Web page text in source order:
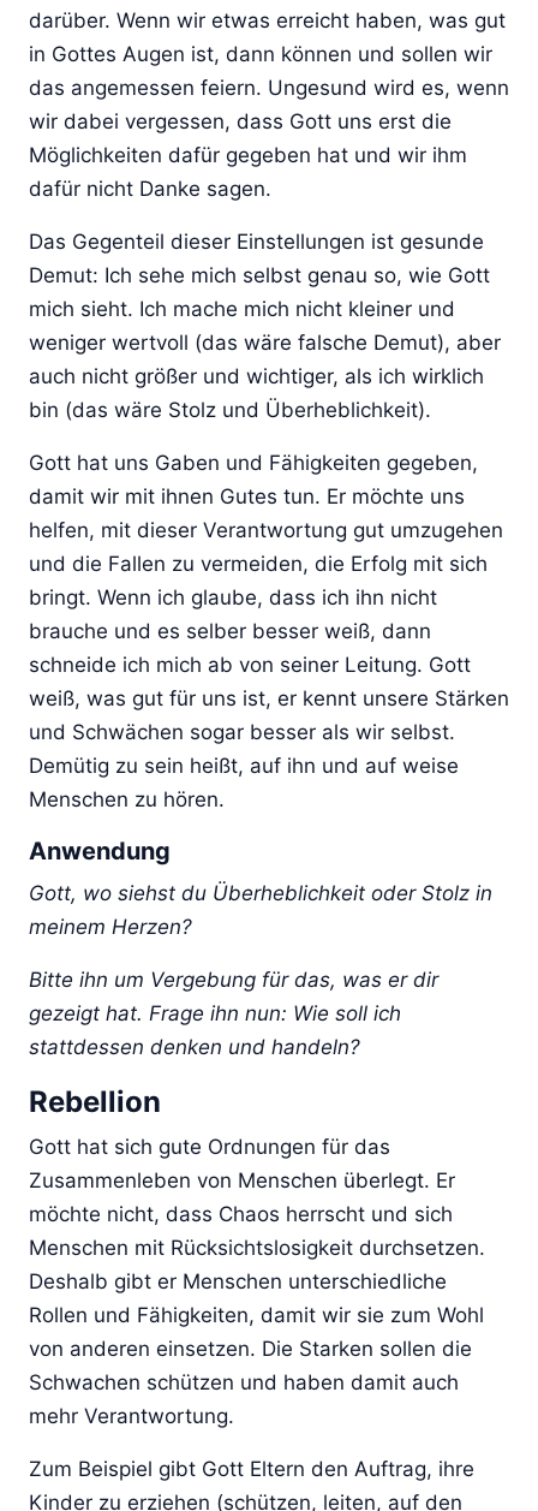
darüber. Wenn wir etwas erreicht haben, was gut
in Gottes Augen ist, dann können und sollen wir
das angemessen feiern. Ungesund wird es, wenn
wir dabei vergessen, dass Gott uns erst die
Möglichkeiten dafür gegeben hat und wir ihm
dafür nicht Danke sagen.
Das Gegenteil dieser Einstellungen ist gesunde
Demut: Ich sehe mich selbst genau so, wie Gott
mich sieht. Ich mache mich nicht kleiner und
weniger wertvoll (das wäre falsche Demut), aber
auch nicht größer und wichtiger, als ich wirklich
bin (das wäre Stolz und Überheblichkeit).
Gott hat uns Gaben und Fähigkeiten gegeben,
damit wir mit ihnen Gutes tun. Er möchte uns
helfen, mit dieser Verantwortung gut umzugehen
und die Fallen zu vermeiden, die Erfolg mit sich
bringt. Wenn ich glaube, dass ich ihn nicht
brauche und es selber besser weiß, dann
schneide ich mich ab von seiner Leitung. Gott
weiß, was gut für uns ist, er kennt unsere Stärken
und Schwächen sogar besser als wir selbst.
Demütig zu sein heißt, auf ihn und auf weise
Menschen zu hören.
Anwendung
Gott, wo siehst du Überheblichkeit oder Stolz in
meinem Herzen?
Bitte ihn um Vergebung für das, was er dir
gezeigt hat. Frage ihn nun: Wie soll ich
stattdessen denken und handeln?
Rebellion
Gott hat sich gute Ordnungen für das
Zusammenleben von Menschen überlegt. Er
möchte nicht, dass Chaos herrscht und sich
Menschen mit Rücksichtslosigkeit durchsetzen.
Deshalb gibt er Menschen unterschiedliche
Rollen und Fähigkeiten, damit wir sie zum Wohl
von anderen einsetzen. Die Starken sollen die
Schwachen schützen und haben damit auch
mehr Verantwortung.
Zum Beispiel gibt Gott Eltern den Auftrag, ihre
Kinder zu erziehen (schützen, leiten, auf den